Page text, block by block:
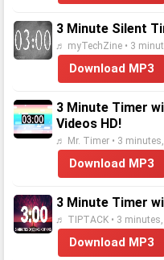
3 Minute Silent
♬ myTechZine • 3
Download MP3
3 Minute Timer
Videos HD!
♬ Mr. Timer • 3
Download MP3
3 Minute Timer
♬ TIPTACK • 3
Download MP3